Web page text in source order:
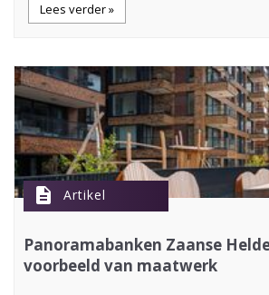
Lees verder »
description Artikel
Panoramabanken Zaanse
voorbeeld van maatwerk